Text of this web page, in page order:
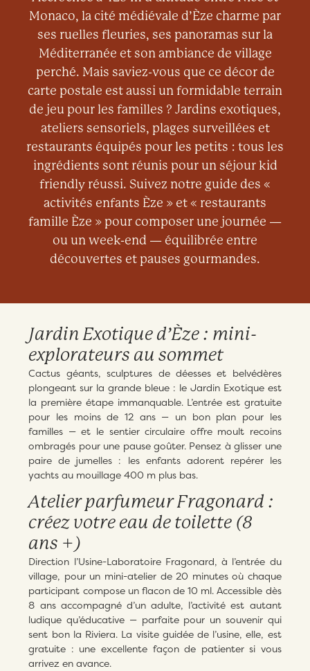
Monaco, la cité médiévale d’Èze charme par
ses ruelles fleuries, ses panoramas sur la
Méditerranée et son ambiance de village
perché. Mais saviez-vous que ce décor de
carte postale est aussi un formidable terrain
de jeu pour les familles ? Jardins exotiques,
ateliers sensoriels, plages surveillées et
restaurants équipés pour les petits : tous les
ingrédients sont réunis pour un séjour kid
friendly réussi. Suivez notre guide des «
activités enfants Èze » et « restaurants
famille Èze » pour composer une journée —
ou un week-end — équilibrée entre
découvertes et pauses gourmandes.
Jardin Exotique d’Èze : mini-
explorateurs au sommet
Cactus géants, sculptures de déesses et belvédères
plongeant sur la grande bleue : le Jardin Exotique est
la première étape immanquable. L’entrée est gratuite
pour les moins de 12 ans — un bon plan pour les
familles — et le sentier circulaire offre moult recoins
ombragés pour une pause goûter. Pensez à glisser une
paire de jumelles : les enfants adorent repérer les
yachts au mouillage 400 m plus bas.
Atelier parfumeur Fragonard :
créez votre eau de toilette (8
ans +)
Direction l’Usine-Laboratoire Fragonard, à l’entrée du
village, pour un mini-atelier de 20 minutes où chaque
participant compose un flacon de 10 ml. Accessible dès
8 ans accompagné d’un adulte, l’activité est autant
ludique qu’éducative — parfaite pour un souvenir qui
sent bon la Riviera. La visite guidée de l’usine, elle, est
gratuite : une excellente façon de patienter si vous
arrivez en avance.